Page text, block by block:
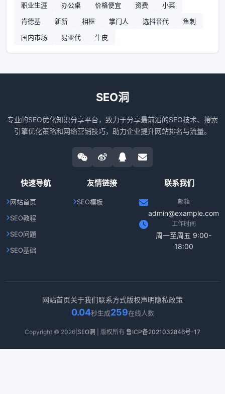
职业生涯
办公桌 价格便宜 资费
小菜
肯德基
新新 相框 掌门人 选抖音代
鱼刺
国内市场
易亚代 牛皮
SEO洞
专业的SEO优化知识分享平台，致力于分享最前沿的SEO技术、搜索
引擎优化策略和网络营销技巧，助力企业提升网站排名与流量。
快速导航
网站首页
SEO教程
SEO问题
SEO基础
友情链接
SEO模板
联系我们
邮箱
admin@example.com
工作时间
周一至周五 9:00-
18:00
网站首页关于我们联系方式版权声明隐私政策
0.04秒生成259在线人数
Copyright © 2026| SEO洞 | 版权所有 鲁ICP备2021032846号-17